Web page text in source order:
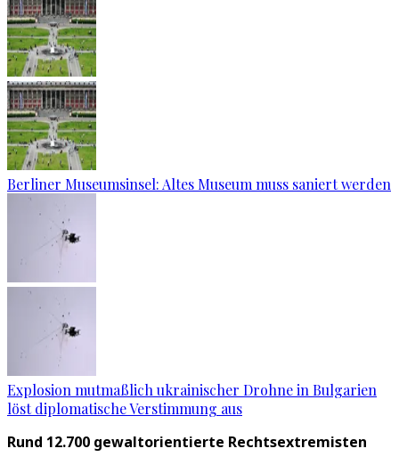
Berliner Museumsinsel: Altes Museum muss saniert werden
Explosion mutmaßlich ukrainischer Drohne in Bulgarien
löst diplomatische Verstimmung aus
Rund 12.700 gewaltorientierte Rechtsextremisten